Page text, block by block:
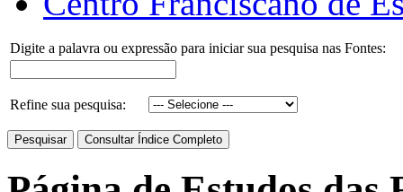
Digite a palavra ou expressão para iniciar sua pesquisa nas Fontes:
Refine sua pesquisa: